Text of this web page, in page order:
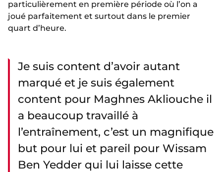
particulièrement en première période où l’on a
joué parfaitement et surtout dans le premier
quart d’heure.
Je suis content d’avoir autant
marqué et je suis également
content pour Maghnes Akliouche il
a beaucoup travaillé à
l’entraînement, c’est un magnifique
but pour lui et pareil pour Wissam
Ben Yedder qui lui laisse cette